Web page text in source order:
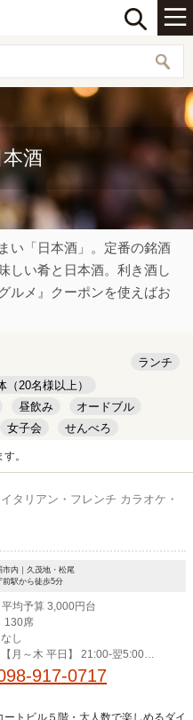
酒
い「日本酒」。定番の銘酒
しい肴と日本酒。利き酒し
ルメ』クーポンを使えばお
ランチ
（20名様以上）
昼飲み
オードブル
女子会
せんべろ
。
タリアン・フレンチ カラオケ・
市内｜久茂地・松尾
前駅から徒歩5分
平均予算 3,000円台
130席
なし
【月～木 平日】 21:00-翌5:00
の他】19:00-翌6:00
917-0717